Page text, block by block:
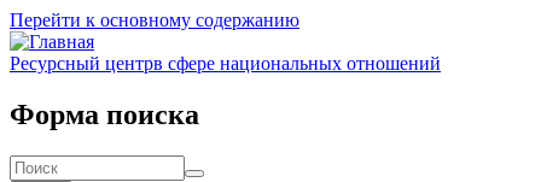
Перейти к основному содержанию
Ресурсный центрв сфере национальных отношений
Форма поиска